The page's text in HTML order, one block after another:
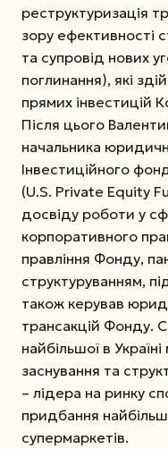
реструктуризація
зору ефективності
та супровід нових
поглинання), які
прямих інвестицій
Після цього
начальника
Інвестиційного
(U.S. Private Equity
досвіду роботи у
корпоративного
правління Фонду,
структуруванням,
також керував
трансакцій Фонду.
найбільшої в
заснування та
– лідера на ринку
придбання
супермаркетів.